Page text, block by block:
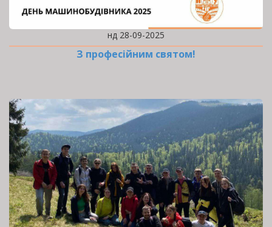
нд 28-09-2025
З професійним святом!